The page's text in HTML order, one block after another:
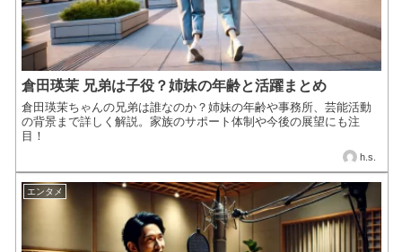
倉田瑛茉 兄弟は子役？姉妹の年齢と活躍まとめ
倉田瑛茉ちゃんの兄弟は誰なのか？姉妹の年齢や事務所、芸能活動
の背景まで詳しく解説。家族のサポート体制や今後の展望にも注
目！
h.s.
エンタメ